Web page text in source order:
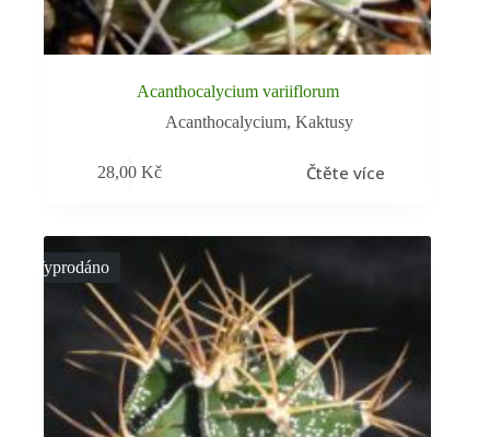
Acanthocalycium variiflorum
Acanthocalycium,Kaktusy
28,00Kč Čtěte více
Vyprodáno